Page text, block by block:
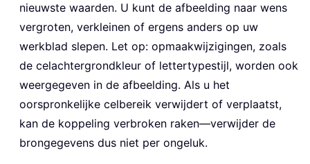
nieuwste waarden. U kunt de afbeelding naar wens
vergroten, verkleinen of ergens anders op uw
werkblad slepen. Let op: opmaakwijzigingen, zoals
de celachtergrondkleur of lettertypestijl, worden ook
weergegeven in de afbeelding. Als u het
oorspronkelijke celbereik verwijdert of verplaatst,
kan de koppeling verbroken raken—verwijder de
brongegevens dus niet per ongeluk.